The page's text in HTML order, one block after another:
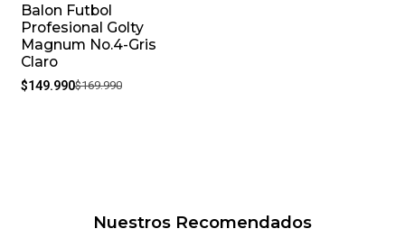
-12%
Balon Futbol
Profesional Golty
Magnum No.4-Gris
Claro
$149.990$169.990
Nuestros Recomendados